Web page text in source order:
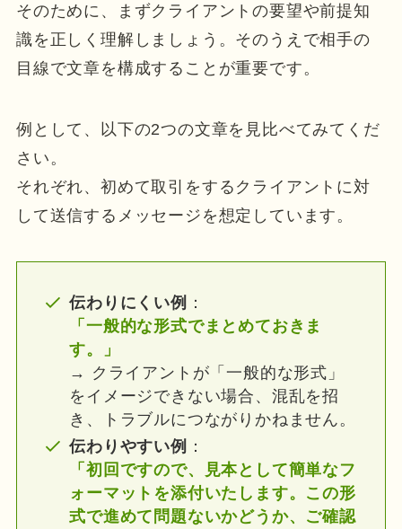
そのために、まずクライアントの要望や前提知
識を正しく理解しましょう。そのうえで相手の
目線で文章を構成することが重要です。
例として、以下の2つの文章を見比べてみてくだ
さい。
それぞれ、初めて取引をするクライアントに対
して送信するメッセージを想定しています。
伝わりにくい例 ：
「一般的な形式でまとめておきま
す。」
→ クライアントが「一般的な形式」
をイメージできない場合、混乱を招
き、トラブルにつながりかねません。
伝わりやすい例 ：
「初回ですので、見本として簡単なフ
ォーマットを添付いたします。この形
式で進めて問題ないかどうか、ご確認